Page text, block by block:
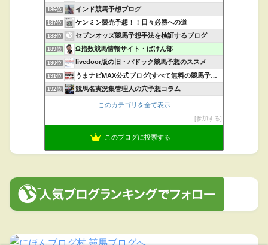
186位 インド競馬予想ブログ
187位 ケンミン競売予想！！日々必勝への道
188位 セブンオッズ競馬予想手法を検証するブログ
189位 Ω指数競馬情報サイト・ばけん部
190位 livedoor版の旧・パドック競馬予想のススメ
191位 うまナビMAX公式ブログ(すべて無料の競馬予想情報サイト)
192位 競馬名実況集管理人の穴予想コラム
お馬さんボコボコ！
リーファの追い切り診断所
このカテゴリを全て表示
参加する
このブログに投票する